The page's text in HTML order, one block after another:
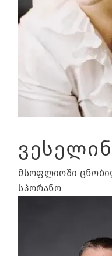
მსოფლიოში
სპორანო